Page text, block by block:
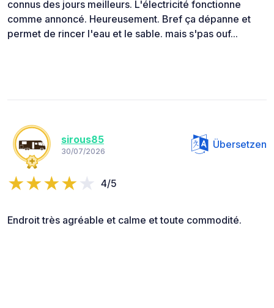
connus des jours meilleurs. L'électricité fonctionne
comme annoncé. Heureusement. Bref ça dépanne et
permet de rincer l'eau et le sable. mais s'pas ouf...
sirous85
30/07/2026
Übersetzen
4/5
Endroit très agréable et calme et toute commodité.